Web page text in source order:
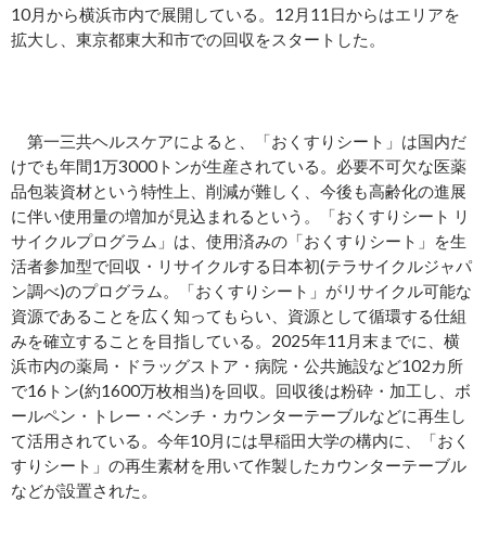
10月から横浜市内で展開している。12月11日からはエリアを
拡大し、東京都東大和市での回収をスタートした。
第一三共ヘルスケアによると、「おくすりシート」は国内だ
けでも年間1万3000トンが生産されている。必要不可欠な医薬
品包装資材という特性上、削減が難しく、今後も高齢化の進展
に伴い使用量の増加が見込まれるという。「おくすりシート リ
サイクルプログラム」は、使用済みの「おくすりシート」を生
活者参加型で回収・リサイクルする日本初(テラサイクルジャパ
ン調べ)のプログラム。「おくすりシート」がリサイクル可能な
資源であることを広く知ってもらい、資源として循環する仕組
みを確立することを目指している。2025年11月末までに、横
浜市内の薬局・ドラッグストア・病院・公共施設など102カ所
で16トン(約1600万枚相当)を回収。回収後は粉砕・加工し、ボ
ールペン・トレー・ベンチ・カウンターテーブルなどに再生し
て活用されている。今年10月には早稲田大学の構内に、「おく
すりシート」の再生素材を用いて作製したカウンターテーブル
などが設置された。